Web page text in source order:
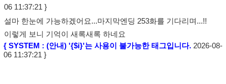
06 11:37:21 }
설마 한눈에 가능하겠어요...마지막엔딩 253화를 기다리며...!!
이렇게 보니 기억이 새록새록 하네요
{ SYSTEM : (안내) '{$i}'는 사용이 불가능한 태그입니다.2026-08-
06 11:37:21 }